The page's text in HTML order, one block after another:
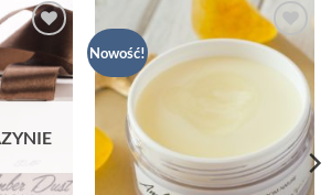
Dodaj
do listy
życzeń
Nowość!
Dodaj
do listy
życzeń